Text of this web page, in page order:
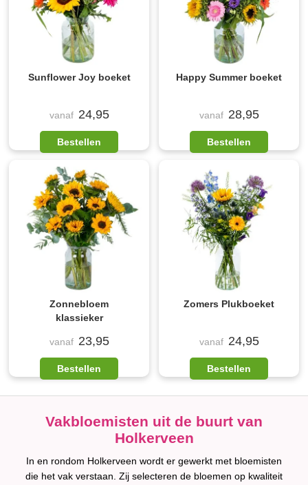
Sunflower Joy boeket
vanaf 24,95
Bestellen
Happy Summer boeket
vanaf 28,95
Bestellen
Zonnebloem
klassieker
vanaf 23,95
Bestellen
Zomers Plukboeket
vanaf 24,95
Bestellen
Vakbloemisten uit de buurt van
Holkerveen
In en rondom Holkerveen wordt er gewerkt met bloemisten
die het vak verstaan. Zij selecteren de bloemen op kwaliteit